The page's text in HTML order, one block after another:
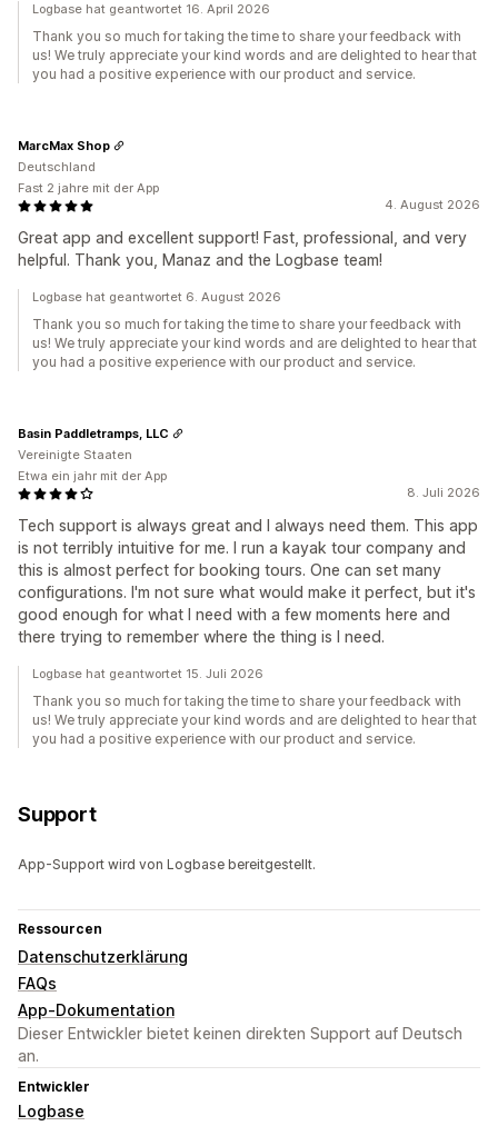
Logbase hat geantwortet 16. April 2026
Thank you so much for taking the time to share your feedback with
us! We truly appreciate your kind words and are delighted to hear that
you had a positive experience with our product and service.
4. August 2026
Great app and excellent support! Fast, professional, and very
helpful. Thank you, Manaz and the Logbase team!
MarcMax Shop
Deutschland
Fast 2 jahre mit der App
Logbase hat geantwortet 6. August 2026
Thank you so much for taking the time to share your feedback with
us! We truly appreciate your kind words and are delighted to hear that
you had a positive experience with our product and service.
8. Juli 2026
Tech support is always great and I always need them. This app
is not terribly intuitive for me. I run a kayak tour company and
this is almost perfect for booking tours. One can set many
configurations. I'm not sure what would make it perfect, but it's
good enough for what I need with a few moments here and
there trying to remember where the thing is I need.
Basin Paddletramps, LLC
Vereinigte Staaten
Etwa ein jahr mit der App
Logbase hat geantwortet 15. Juli 2026
Thank you so much for taking the time to share your feedback with
us! We truly appreciate your kind words and are delighted to hear that
you had a positive experience with our product and service.
Support
App-Support wird von Logbase bereitgestellt.
Ressourcen
Datenschutzerklärung
FAQs
App-Dokumentation
Dieser Entwickler bietet keinen direkten Support auf Deutsch
an.
Entwickler
Logbase